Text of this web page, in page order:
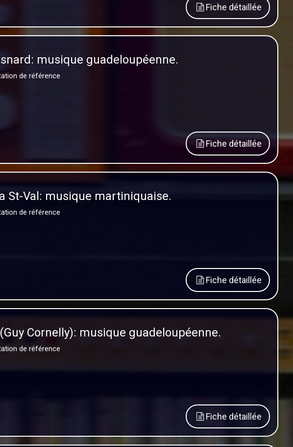
Fiche détaillée
musique guadeloupéenne.
de référence
Fiche détaillée
St-Val: musique martiniquaise.
de référence
Fiche détaillée
Cornelly): musique guadeloupéenne.
de référence
Fiche détaillée